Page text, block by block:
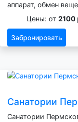
аппарат, обмен
Цены: от 2100
Забронировать
Санатории
Санатории